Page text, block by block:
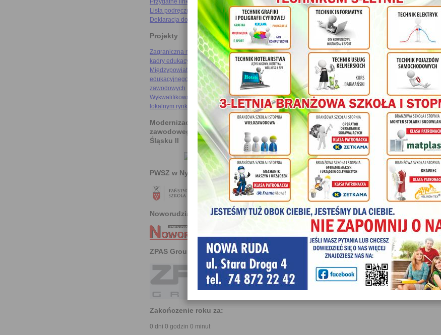
Przydatne linki
Lista podręczników
Deklaracja dostępności
Projekty
Zagraniczna mobilność szkolnej
kadry edukacyjnej
Międzypowiatowa droga do
edukacyjnego sukcesu szkół
zawodowych
Wykwalifikowani rzemieślnicy na
lokalnym rynku pracy
Modernizacja kształcenia
zawodowego na Dolnym
Śląsku II
PWSZ w Nysie
Noworudzianin
ZPAS Group
Zakończenie roku za:
0 dni 0 godzin 0 minut